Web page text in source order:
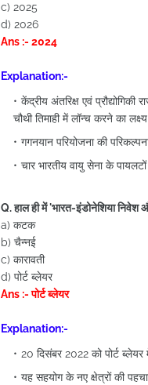
c) 2025
d) 2026
Ans :- 2024
Explanation:-
केंद्रीय अंतरिक्ष एवं
चौथी तिमाही में लॉन्च करने का
गगनयान परियोजना की
चार भारतीय वायु सेना के
Q. हाल ही में 'भारत-इंडोनेशिया निवेश
a) कटक
b) चैन्नई
c) कारावती
d) पोर्ट ब्लेयर
Ans :- पोर्ट ब्लेयर
Explanation:-
20 दिसंबर 2022 को पोर्ट
यह सहयोग के नए क्षेत्रों की